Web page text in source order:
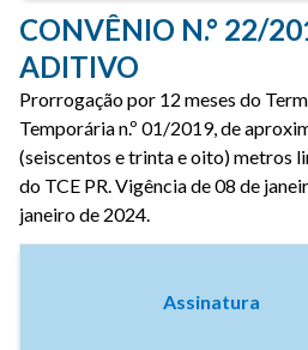
CONVÊNIO N.° 22/
ADITIVO
Prorrogação por 12 meses do
Temporária n.º 01/2019, de
(seiscentos e trinta e oito) metros
do TCE PR. Vigência de 08 de
janeiro de 2024.
Assinatura